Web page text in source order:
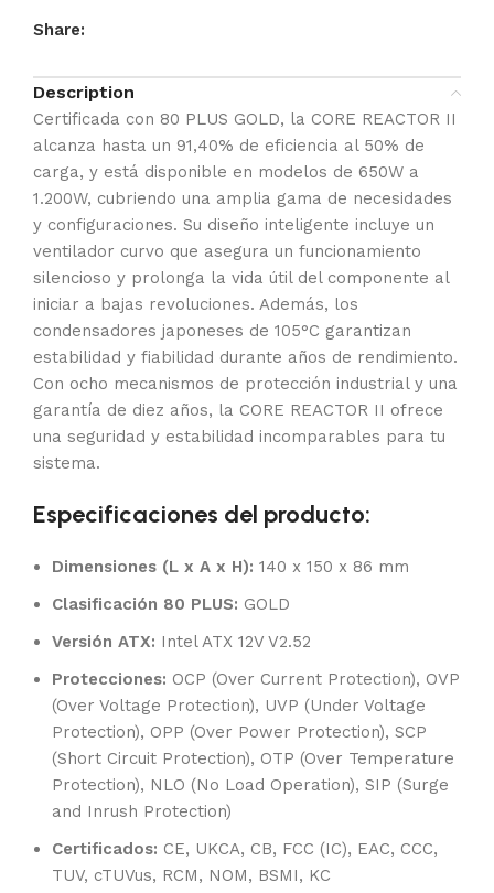
Share:
Description
Certificada con 80 PLUS GOLD, la CORE REACTOR II
alcanza hasta un 91,40% de eficiencia al 50% de
carga, y está disponible en modelos de 650W a
1.200W, cubriendo una amplia gama de necesidades
y configuraciones. Su diseño inteligente incluye un
ventilador curvo que asegura un funcionamiento
silencioso y prolonga la vida útil del componente al
iniciar a bajas revoluciones. Además, los
condensadores japoneses de 105°C garantizan
estabilidad y fiabilidad durante años de rendimiento.
Con ocho mecanismos de protección industrial y una
garantía de diez años, la CORE REACTOR II ofrece
una seguridad y estabilidad incomparables para tu
sistema.
Especificaciones del producto:
Dimensiones (L x A x H): 140 x 150 x 86 mm
Clasificación 80 PLUS: GOLD
Versión ATX: Intel ATX 12V V2.52
Protecciones: OCP (Over Current Protection), OVP
(Over Voltage Protection), UVP (Under Voltage
Protection), OPP (Over Power Protection), SCP
(Short Circuit Protection), OTP (Over Temperature
Protection), NLO (No Load Operation), SIP (Surge
and Inrush Protection)
Certificados: CE, UKCA, CB, FCC (IC), EAC, CCC,
TUV, cTUVus, RCM, NOM, BSMI, KC